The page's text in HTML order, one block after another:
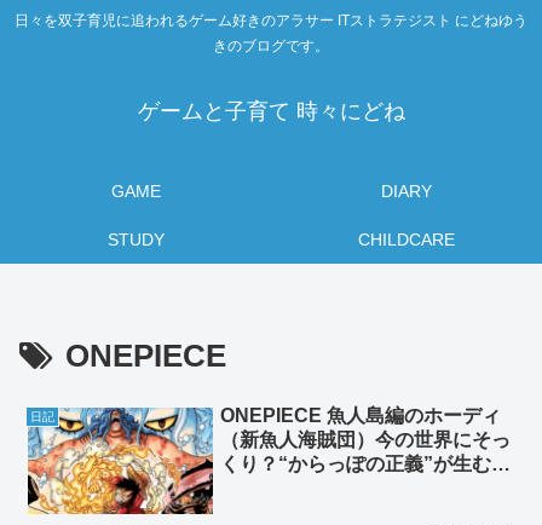
日々を双子育児に追われるゲーム好きのアラサー ITストラテジスト にどねゆう
きのブログです。
ゲームと子育て 時々にどね
GAME DIARY
STUDY CHILDCARE
ONEPIECE
日記
ONEPIECE 魚人島編のホーディ
（新魚人海賊団）今の世界にそっ
くり？“からっぽの正義”が生む分